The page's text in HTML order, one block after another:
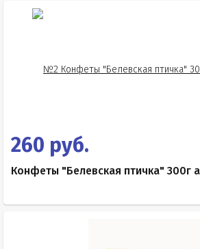
260 руб.
Конфеты "Белевская птичка" 300г